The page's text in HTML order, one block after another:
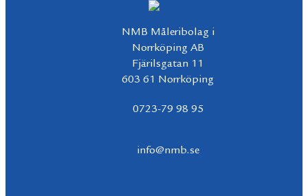
NMB Måleribolag i
Norrköping AB
Fjärilsgatan 11
603 61 Norrköping
0723-79 98 95
info@nmb.se